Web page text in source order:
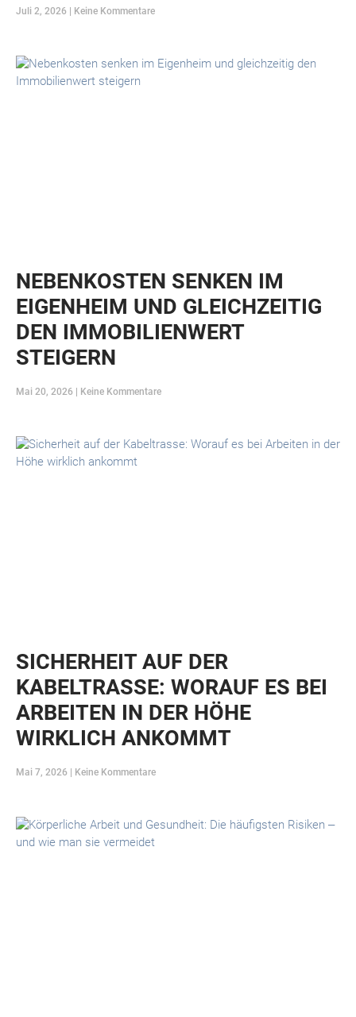
Juli 2, 2026 Keine Kommentare
NEBENKOSTEN SENKEN IM
EIGENHEIM UND GLEICHZEITIG
DEN IMMOBILIENWERT
STEIGERN
Mai 20, 2026 Keine Kommentare
SICHERHEIT AUF DER
KABELTRASSE: WORAUF ES BEI
ARBEITEN IN DER HÖHE
WIRKLICH ANKOMMT
Mai 7, 2026 Keine Kommentare